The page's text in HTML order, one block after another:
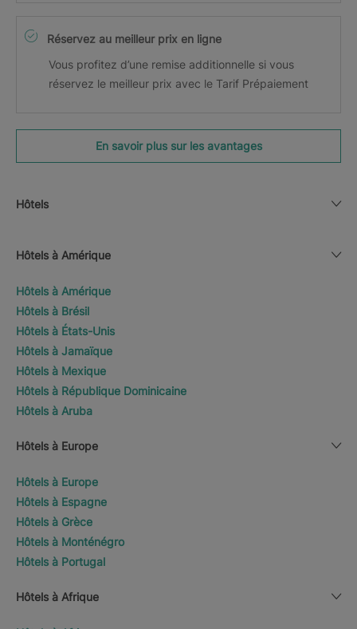
Réservez au meilleur prix en ligne
Vous profitez d’une remise additionnelle si vous
réservez le meilleur prix avec le Tarif Prépaiement
En savoir plus sur les avantages
Hôtels
Hôtels à Amérique
Hôtels à Amérique
Hôtels à Brésil
Hôtels à États-Unis
Hôtels à Jamaïque
Hôtels à Mexique
Hôtels à République Dominicaine
Hôtels à Aruba
Hôtels à Europe
Hôtels à Europe
Hôtels à Espagne
Hôtels à Grèce
Hôtels à Monténégro
Hôtels à Portugal
Hôtels à Afrique